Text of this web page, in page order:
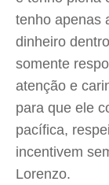
tenho apenas
dinheiro
somente
atenção e
para que ele
pacífica,
incentivem
Lorenzo.